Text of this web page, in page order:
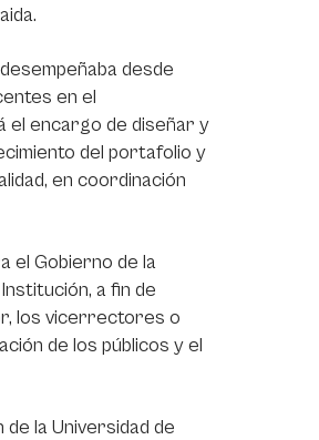
desde
en el
el encargo de diseñar y
del portafolio y
en coordinación
el Gobierno de la
a fin de
los vicerrectores o
de los públicos y el
la Universidad de